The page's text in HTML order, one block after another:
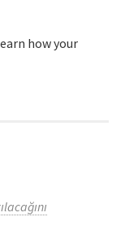
how your